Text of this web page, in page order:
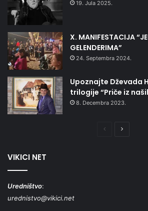
19. Jula 2025.
X. MANIFESTACIJA
GELENDERIMA”
24. Septembra 2024.
Upoznajte Dževada
trilogije “Priče iz
8. Decembra 2023.
PrethodnaNaredna
VIKICI NET
Uredništvo:
urednistvo@vikici.net